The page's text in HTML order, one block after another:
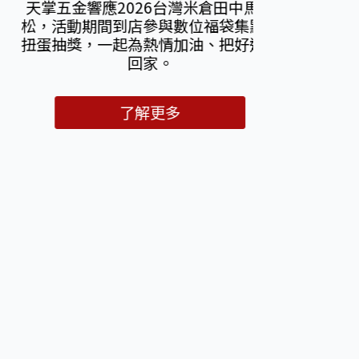
響應2026台灣米倉田中馬拉
間到店參與數位福袋集點與
一起為熱情加油、把好運帶